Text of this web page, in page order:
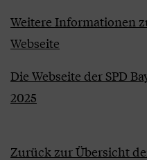
Weitere Informationen
Webseite
Die Webseite der SPD
2025
Zurück zur Übersicht